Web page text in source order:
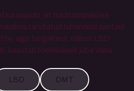
ka asjaolu, et traditsioonilistes
tarvitatud tuhandeid aastaid
aga tungaltera, millest LSD
kasutati tõenäoliselt juba Vana-
LSD DMT